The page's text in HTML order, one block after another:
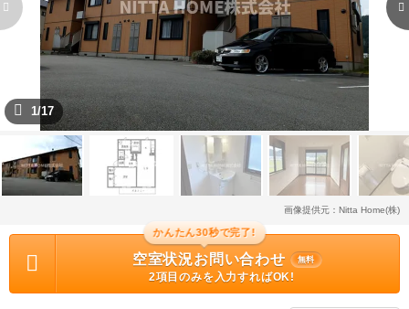
1/17
画像提供元：Nitta Home(株)
かんたん30秒で完了!
空室状況お問い合わせ 無料
2項目のみを入力すればOK!